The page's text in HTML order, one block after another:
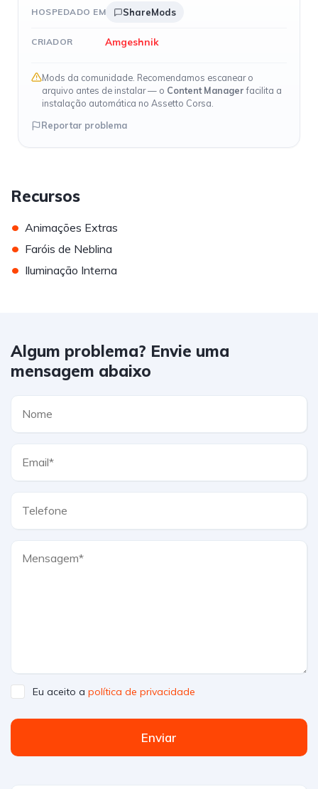
HOSPEDADO EM ShareMods
CRIADOR Amgeshnik
Mods da comunidade. Recomendamos escanear o
arquivo antes de instalar — o Content Managerfacilita a
instalação automática no Assetto Corsa.
Reportar problema
Recursos
• Animações Extras
• Faróis de Neblina
• Iluminação Interna
Algum problema? Envie uma
mensagem abaixo
Eu aceito a política de privacidade
Enviar